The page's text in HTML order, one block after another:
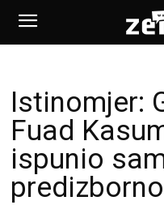
Istinomjer:
Fuad
ispunio